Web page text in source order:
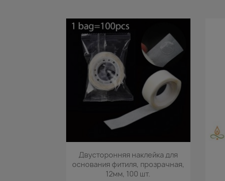
Быстрый просмотр
Двусторонняя наклейка для
основания фитиля, прозрачная,
12мм, 100 шт.